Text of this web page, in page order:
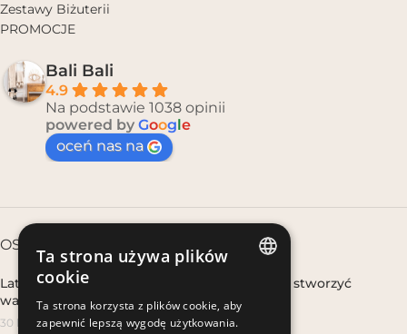
Zestawy Biżuterii
PROMOCJE
Bali Bali
4.9
Na podstawie 1038 opinii
powered by Google
oceń nas na
OSTATNIE WPISY
Lato boho w domu, gdy nie wyjeżdżasz – jak stworzyć
wakacyjny klimat w mieście
30 lipca, 2026 POLISH
Ta strona używa plików
cookie
Ta strona korzysta z plików cookie, aby
zapewnić lepszą wygodę użytkowania.